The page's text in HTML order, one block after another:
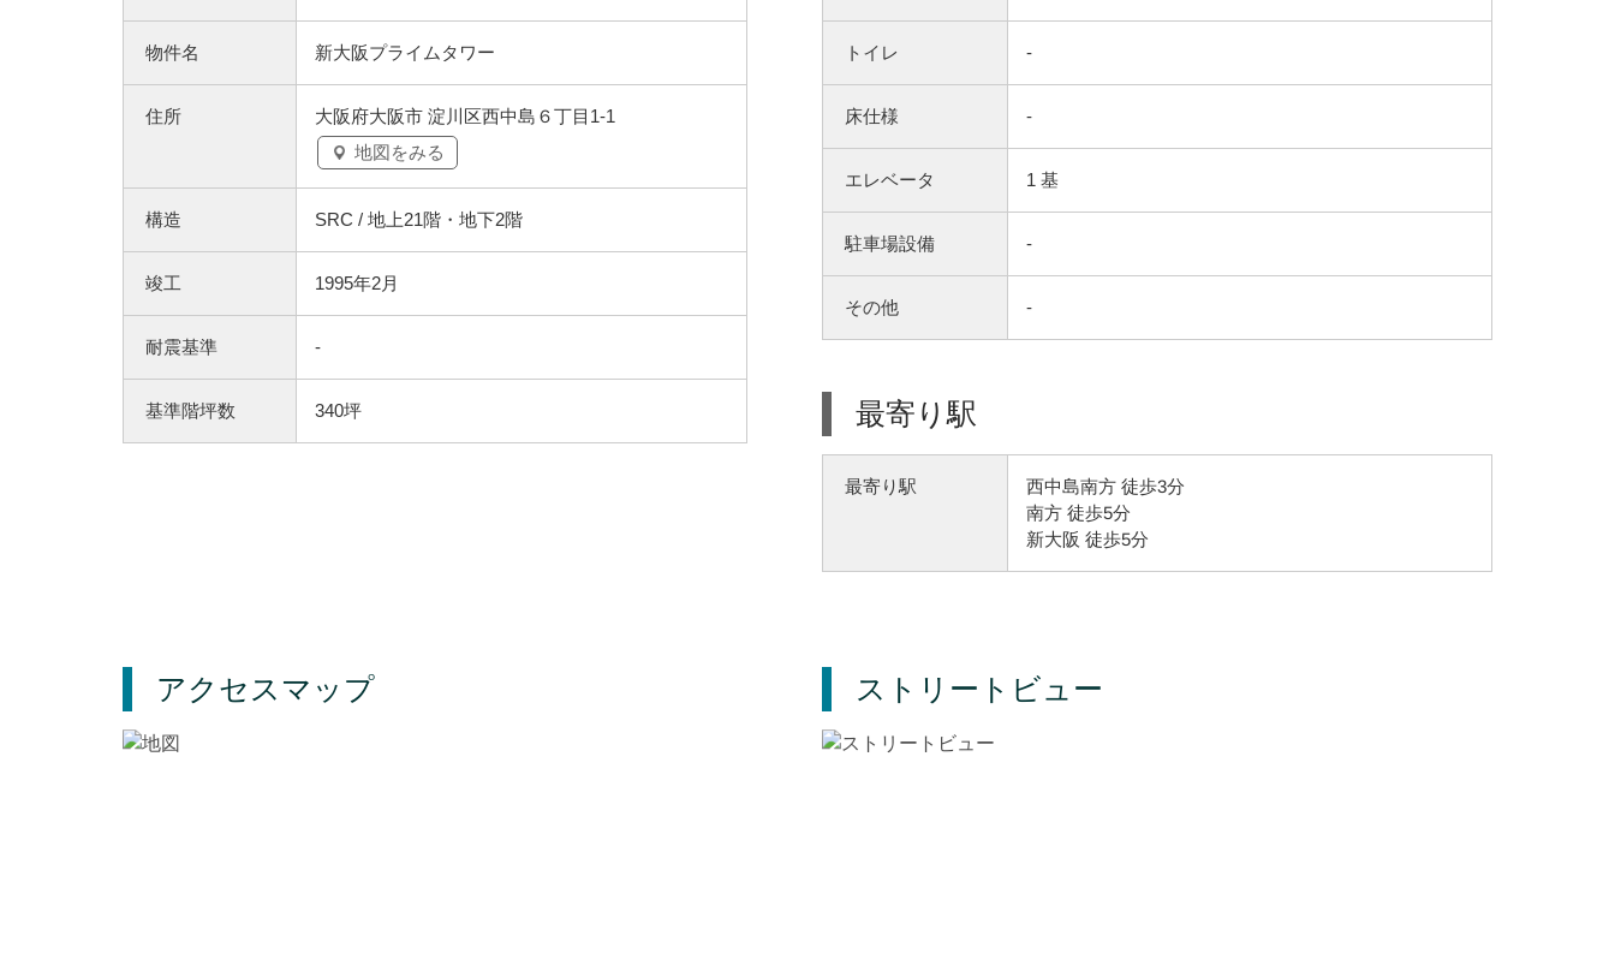
物件名 新大阪プライムタワー
住所
大阪府大阪市 淀川区西中島６丁目1-1
地図をみる
構造 SRC / 地上21階・地下2階
竣工 1995年2月
耐震基準 -
基準階坪数 340坪
トイレ -
床仕様 -
エレベータ 1 基
駐車場設備 -
その他 -
最寄り駅
最寄り駅 西中島南方 徒歩3分
南方 徒歩5分
新大阪 徒歩5分
アクセスマップ ストリートビュー